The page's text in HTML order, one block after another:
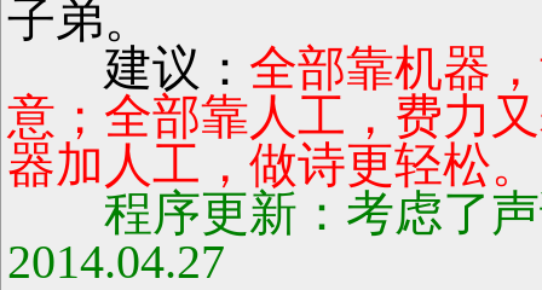
子弟。
建议： 全部靠机器
意；全部靠人工，费力
器加人工，做诗更轻松。
程序更新：考虑了
2014.04.27